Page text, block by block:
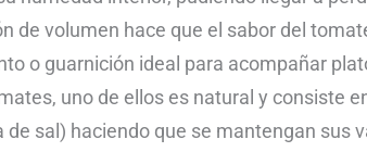
de volumen hace que el sabor del
o guarnición ideal para acompañar
uno de ellos es natural y consiste
sal) haciendo que se mantengan sus